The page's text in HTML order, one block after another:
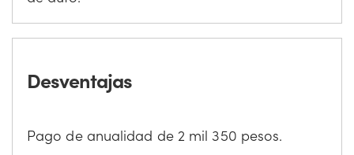
Desventajas
Pago de anualidad de 2 mil 350 pesos.